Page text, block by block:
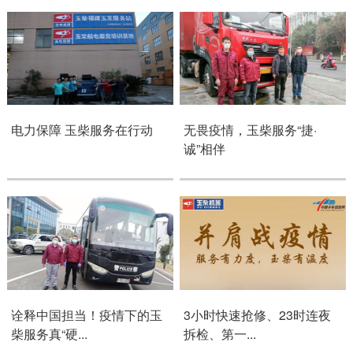
船电驻外营销中心、5个
玉柴芯蓝驻外销售大区、
31个服务与后市场驻外
市场部、6400多家服务
站、6000多家配件销售
网点；在亚洲、美洲、非
洲、欧洲等地设立了21
外营销中心，490多家服
务代理商，44家船电销
服一体代理商，1500多
个服务网点
了解更多
链、物流及供应链服务，
新能源产业及相关服务等
三大产业板块，在广西、
广东、江苏、安徽、湖
北、重庆、辽宁等地均有
产业基地布局。
了解更多
获取更多帮助
联系我们
订购咨询
销售服务热线：
0775-3220350
24小时售后服务热线：
电力保障 玉柴服务在行动
无畏疫情，玉柴服务“捷·
诚”相伴
诠释中国担当！疫情下的玉
柴服务真“硬...
3小时快速抢修、23时连夜
拆检、第一...